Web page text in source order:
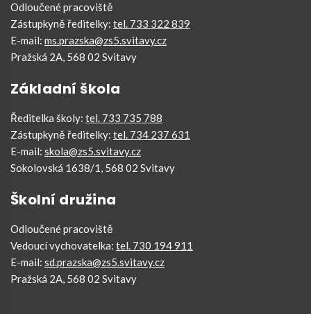
Odloučené pracoviště
Zástupkyně ředitelky: tel. 733 322 839
E-mail: ms.prazska@zs5.svitavy.cz
Pražská 2A, 568 02 Svitavy
Základní škola
Ředitelka školy: tel. 733 735 788
Zástupkyně ředitelky: tel. 734 237 631
E-mail: skola@zs5.svitavy.cz
Sokolovská 1638/1, 568 02 Svitavy
Školní družina
Odloučené pracoviště
Vedoucí vychovatelka: tel. 730 194 911
E-mail: sd.prazska@zs5.svitavy.cz
Pražská 2A, 568 02 Svitavy